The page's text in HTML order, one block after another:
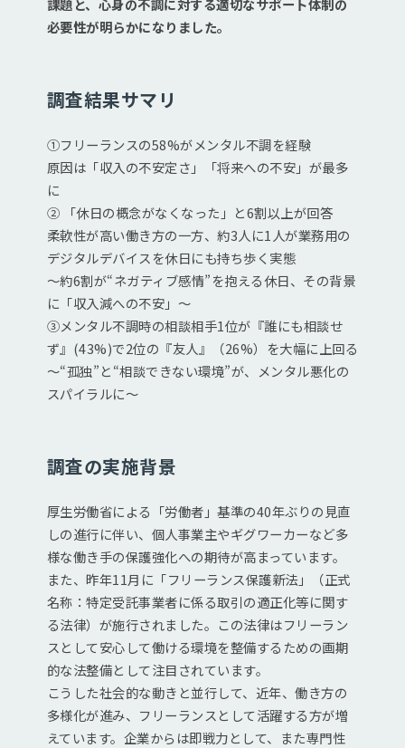
必要性が明らかになりました。
調査結果サマリ
①フリーランスの58%がメンタル不調を経験
原因は「収入の不安定さ」「将来への不安」が最多
に
② 「休日の概念がなくなった」と6割以上が回答
柔軟性が高い働き方の一方、約3人に1人が業務用の
デジタルデバイスを休日にも持ち歩く実態
～約6割が“ネガティブ感情”を抱える休日、その背景
に「収入減への不安」～
③メンタル不調時の相談相手1位が『誰にも相談せ
ず』(43%)で2位の『友人』（26%）を大幅に上回る
～“孤独”と“相談できない環境”が、メンタル悪化の
スパイラルに～
調査の実施背景
厚生労働省による「労働者」基準の40年ぶりの見直
しの進行に伴い、個人事業主やギグワーカーなど多
様な働き手の保護強化への期待が高まっています。
また、昨年11月に「フリーランス保護新法」（正式
名称：特定受託事業者に係る取引の適正化等に関す
る法律）が施行されました。この法律はフリーラン
スとして安心して働ける環境を整備するための画期
的な法整備として注目されています。
こうした社会的な動きと並行して、近年、働き方の
多様化が進み、フリーランスとして活躍する方が増
えています。企業からは即戦力として、また専門性